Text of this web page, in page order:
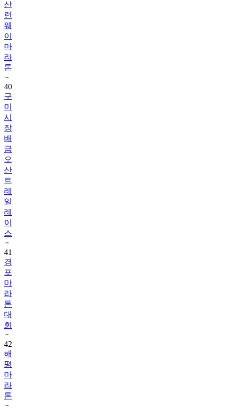
웨
이
마
라
톤
40
구
미
시
장
배
금
오
산
트
레
일
레
이
스
41
경
포
마
라
톤
대
회
42
해
평
마
라
톤
43
행